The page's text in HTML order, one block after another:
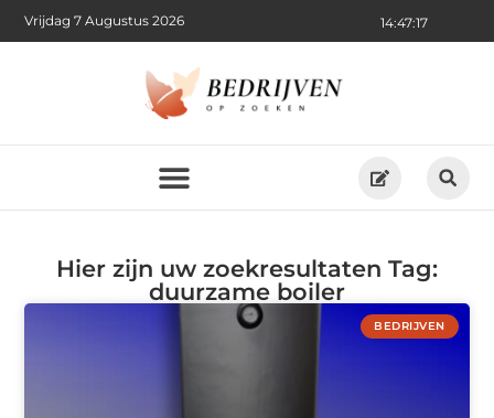
14:47:17
Vrijdag 7 Augustus 2026
Hier zijn uw zoekresultaten Tag:
duurzame boiler
BEDRIJVEN